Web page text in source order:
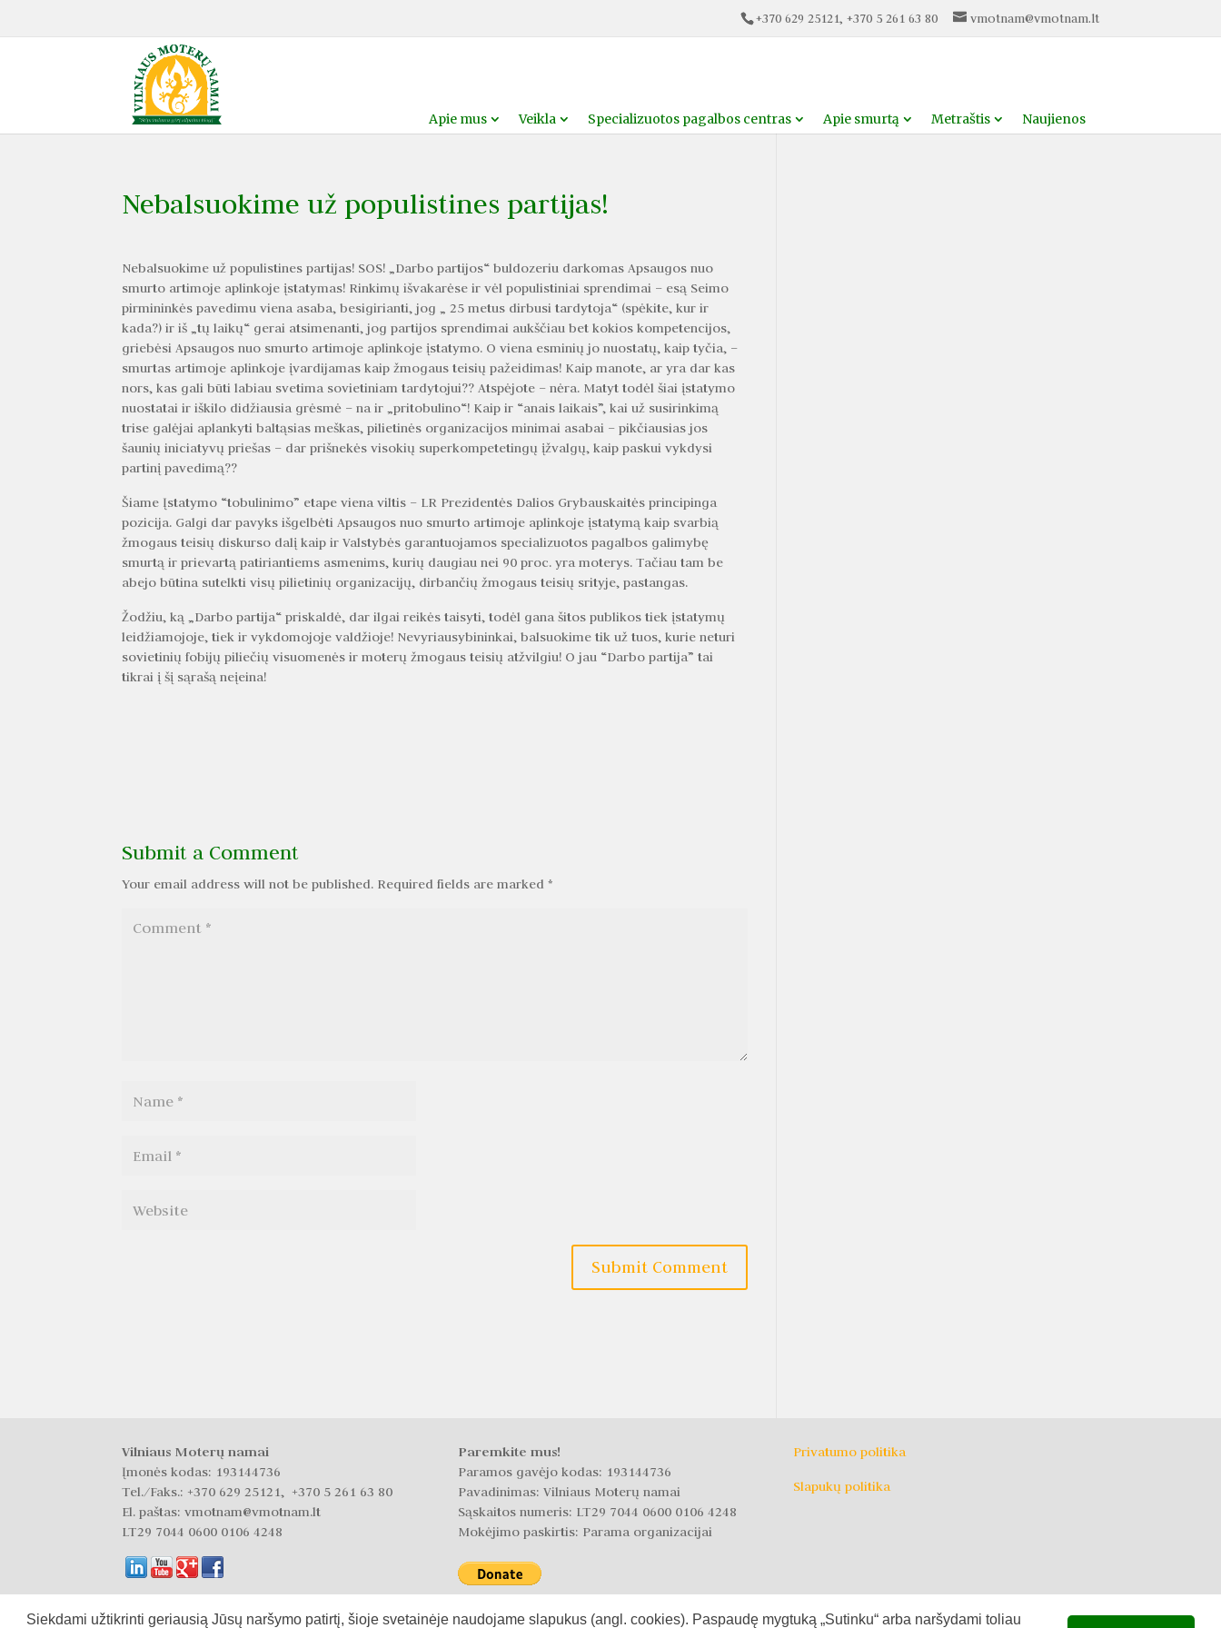
Siekdami užtikrinti geriausią Jūsų naršymo patirtį, šioje svetainėje naudojame slapukus (angl. cookies). Paspaudę mygtuką „Sutinku“ arba naršydami toliau
+370 629 25121, +370 5 261 63 80 vmotnam@vmotnam.lt
Apie mus Veikla Specializuotos pagalbos centras Apie smurtą Metraštis Naujienos
Nebalsuokime už populistines partijas!
Nebalsuokime už populistines partijas! SOS! „Darbo partijos“ buldozeriu darkomas Apsaugos nuo
smurto artimoje aplinkoje įstatymas! Rinkimų išvakarėse ir vėl populistiniai sprendimai – esą Seimo
pirmininkės pavedimu viena asaba, besigirianti, jog „ 25 metus dirbusi tardytoja“ (spėkite, kur ir
kada?) ir iš „tų laikų“ gerai atsimenanti, jog partijos sprendimai aukščiau bet kokios kompetencijos,
griebėsi Apsaugos nuo smurto artimoje aplinkoje įstatymo. O viena esminių jo nuostatų, kaip tyčia, –
smurtas artimoje aplinkoje įvardijamas kaip žmogaus teisių pažeidimas! Kaip manote, ar yra dar kas
nors, kas gali būti labiau svetima sovietiniam tardytojui?? Atspėjote – nėra. Matyt todėl šiai įstatymo
nuostatai ir iškilo didžiausia grėsmė – na ir „pritobulino“! Kaip ir “anais laikais”, kai už susirinkimą
trise galėjai aplankyti baltąsias meškas, pilietinės organizacijos minimai asabai – pikčiausias jos
šaunių iniciatyvų priešas – dar prišnekės visokių superkompetetingų įžvalgų, kaip paskui vykdysi
partinį pavedimą??
Šiame Įstatymo “tobulinimo” etape viena viltis – LR Prezidentės Dalios Grybauskaitės principinga
pozicija. Galgi dar pavyks išgelbėti Apsaugos nuo smurto artimoje aplinkoje įstatymą kaip svarbią
žmogaus teisių diskurso dalį kaip ir Valstybės garantuojamos specializuotos pagalbos galimybę
smurtą ir prievartą patiriantiems asmenims, kurių daugiau nei 90 proc. yra moterys. Tačiau tam be
abejo būtina sutelkti visų pilietinių organizacijų, dirbančių žmogaus teisių srityje, pastangas.
Žodžiu, ką „Darbo partija“ priskaldė, dar ilgai reikės taisyti, todėl gana šitos publikos tiek įstatymų
leidžiamojoje, tiek ir vykdomojoje valdžioje! Nevyriausybininkai, balsuokime tik už tuos, kurie neturi
sovietinių fobijų piliečių visuomenės ir moterų žmogaus teisių atžvilgiu! O jau “Darbo partija” tai
tikrai į šį sąrašą neįeina!
Submit a Comment
Your email address will not be published. Required fields are marked*
Vilniaus Moterų namai
Įmonės kodas: 193144736
Tel./Faks.: +370 629 25121, +370 5 261 63 80
El. paštas: vmotnam@vmotnam.lt
LT29 7044 0600 0106 4248
Paremkite mus!
Paramos gavėjo kodas: 193144736
Pavadinimas: Vilniaus Moterų namai
Sąskaitos numeris: LT29 7044 0600 0106 4248
Mokėjimo paskirtis: Parama organizacijai
Privatumo politika
Slapukų politika